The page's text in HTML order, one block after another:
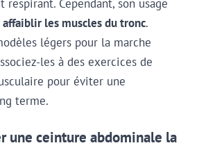
respirant. Cependant, son usage
les muscles du tronc.
légers pour la marche
les à des exercices de
pour éviter une
terme.
une ceinture abdominale la